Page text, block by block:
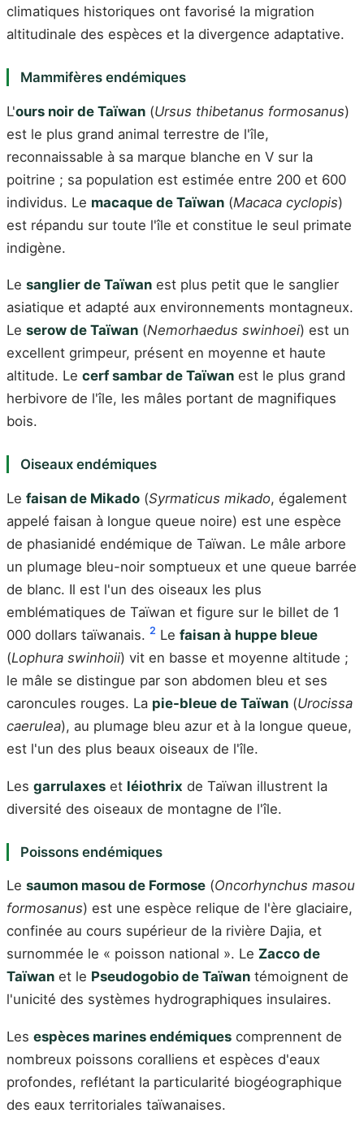
climatiques historiques ont favorisé la migration
altitudinale des espèces et la divergence adaptative.
Mammifères endémiques
L'ours noir de Taïwan (Ursus thibetanus formosanus)
est le plus grand animal terrestre de l'île,
reconnaissable à sa marque blanche en V sur la
poitrine ; sa population est estimée entre 200 et 600
individus. Le macaque de Taïwan (Macaca cyclopis)
est répandu sur toute l'île et constitue le seul primate
indigène.
Le sanglier de Taïwan est plus petit que le sanglier
asiatique et adapté aux environnements montagneux.
Le serow de Taïwan (Nemorhaedus swinhoei) est un
excellent grimpeur, présent en moyenne et haute
altitude. Le cerf sambar de Taïwan est le plus grand
herbivore de l'île, les mâles portant de magnifiques
bois.
Oiseaux endémiques
Le faisan de Mikado (Syrmaticus mikado, également
appelé faisan à longue queue noire) est une espèce
de phasianidé endémique de Taïwan. Le mâle arbore
un plumage bleu-noir somptueux et une queue barrée
de blanc. Il est l'un des oiseaux les plus
emblématiques de Taïwan et figure sur le billet de 1
000 dollars taïwanais. 2 Le faisan à huppe bleue
(Lophura swinhoii) vit en basse et moyenne altitude ;
le mâle se distingue par son abdomen bleu et ses
caroncules rouges. La pie-bleue de Taïwan (Urocissa
caerulea), au plumage bleu azur et à la longue queue,
est l'un des plus beaux oiseaux de l'île.
Les garrulaxes et léiothrix de Taïwan illustrent la
diversité des oiseaux de montagne de l'île.
Poissons endémiques
Le saumon masou de Formose (Oncorhynchus masou
formosanus) est une espèce relique de l'ère glaciaire,
confinée au cours supérieur de la rivière Dajia, et
surnommée le « poisson national ». Le Zacco de
Taïwan et le Pseudogobio de Taïwan témoignent de
l'unicité des systèmes hydrographiques insulaires.
Les espèces marines endémiques comprennent de
nombreux poissons coralliens et espèces d'eaux
profondes, reflétant la particularité biogéographique
des eaux territoriales taïwanaises.